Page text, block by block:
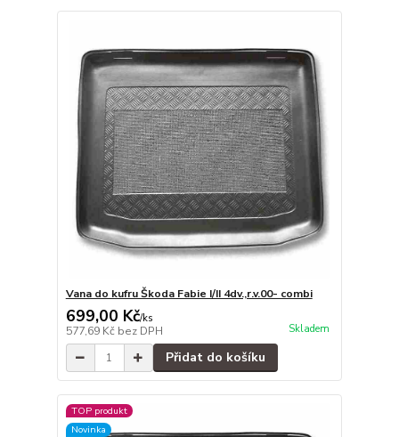
Vana do kufru Škoda Fabie I/II 4dv.,r.v.00- combi
699,00 Kč/ks
577,69 Kč bez DPH Skladem
Přidat do košíku
TOP produkt
Novinka